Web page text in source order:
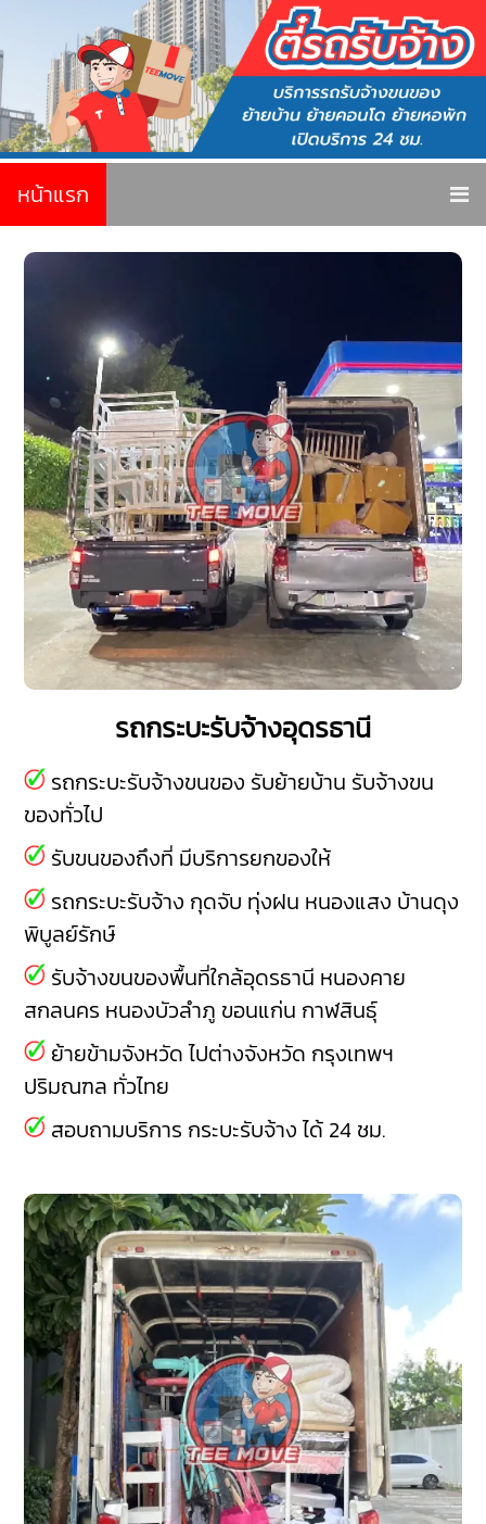
หน้าแรก
รถกระบะรับจ้างอุดรธานี
รถกระบะรับจ้างขนของ รับย้ายบ้าน รับจ้างขน
ของทั่วไป
รับขนของถึงที่ มีบริการยกของให้
รถกระบะรับจ้าง กุดจับ ทุ่งฝน หนองแสง บ้านดุง
พิบูลย์รักษ์
รับจ้างขนของพื้นที่ใกล้อุดรธานี หนองคาย
สกลนคร หนองบัวลำภู ขอนแก่น กาฬสินธุ์
ย้ายข้ามจังหวัด ไปต่างจังหวัด กรุงเทพฯ
ปริมณฑล ทั่วไทย
สอบถามบริการ กระบะรับจ้าง ได้ 24 ชม.